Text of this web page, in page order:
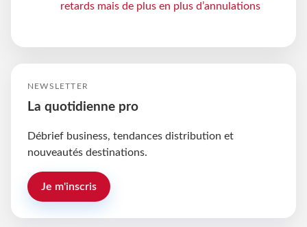
retards mais de plus en plus d’annulations
NEWSLETTER
La quotidienne pro
Débrief business, tendances distribution et
nouveautés destinations.
Je m'inscris